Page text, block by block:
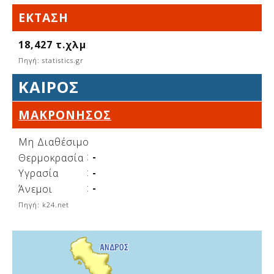
Δείτε μας:
Δείτε μας:
Δείτε μας:
Δείτε μας:
Δείτε μας:
Δείτε μας:
Δείτε μας:
Δείτε μας:
Δείτε μας:
Δείτε μας:
ΈΚΤΑΣΗ
18,427 τ.χλμ
Πηγή: statistics.gr
ΚΑΙΡΌΣ
ΜΑΚΡΌΝΗΣΟΣ
Μη Διαθέσιμο
Θερμοκρασία : -
Υγρασία
: -
Άνεμοι
: -
Πηγή: k24.net